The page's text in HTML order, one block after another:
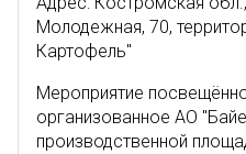
Молодежная, 70,
Картофель"
Мероприятие
организованное АО
производственной